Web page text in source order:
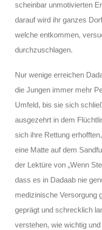
scheinbar unmotivierten
darauf wird ihr ganzes
welche entkommen,
durchzuschlagen.
Nur wenige erreichen
die Jungen immer mehr
Umfeld, bis sie sich
ausgezehrt in dem
sich ihre Rettung
eine Matte auf dem
der Lektüre von „Wenn
dass es in Dadaab nie
medizinische Versorgung
geprägt und schrecklich
verstehen, wie wichtig